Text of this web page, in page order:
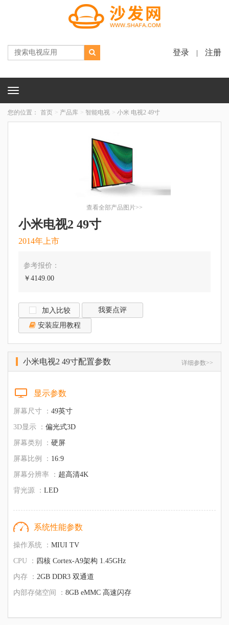
登录 注册
Toggle
您的位置： 首页 产品库 智能电视 小米 电视2 49寸
查看全部产品图片>>
小米电视2 49寸
2014年上市
参考报价：
￥4149.00
加入比较
我要点评
安装应用教程
小米电视2 49寸配置参数 详细参数>>
显示参数
屏幕尺寸 ： 49英寸
3D显示 ： 偏光式3D
屏幕类别 ： 硬屏
屏幕比例 ： 16:9
屏幕分辨率 ： 超高清4K
背光源 ： LED
系统性能参数
操作系统 ： MIUI TV
CPU ： 四核 Cortex-A9架构 1.45GHz
内存 ： 2GB DDR3 双通道
内部存储空间 ： 8GB eMMC 高速闪存